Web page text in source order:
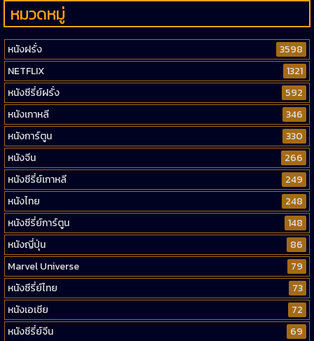
หมวดหมู่
หนังฝรั่ง
3598
NETFLIX
1321
หนังซีรี่ย์ฝรั่ง
592
หนังเกาหลี
346
หนังการ์ตูน
330
หนังจีน
266
หนังซีรี่ย์เกาหลี
249
หนังไทย
248
หนังซีรี่ย์การ์ตูน
148
หนังญี่ปุ่น
86
Marvel Universe
79
หนังซีรี่ย์ไทย
73
หนังเอเชีย
72
หนังซีรี่ย์จีน
69